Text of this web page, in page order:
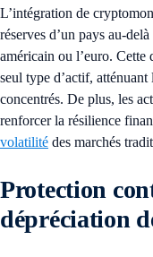
L’intégration de
réserves d’un pays au-
américain ou l’euro.
seul type d’actif,
concentrés. De plus, les
renforcer la résilience
volatilité des marchés
Protection
dépréciation